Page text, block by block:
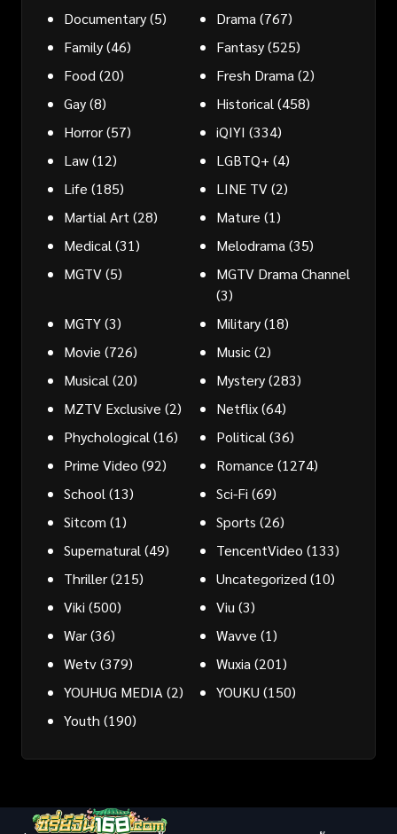
Documentary(5) Drama (767)
Family(46) Fantasy(525)
Food (20) Fresh Drama (2)
Gay(8) Historical (458)
Horror(57) iQIYI (334)
Law(12) LGBTQ+ (4)
Life (185) LINE TV(2)
Martial Art (28) Mature (1)
Medical (31) Melodrama (35)
MGTV(5)
MGTV Drama Channel
(3)
MGTY(3) Military(18)
Movie (726) Music(2)
Musical (20) Mystery(283)
MZTV Exclusive (2) Netflix(64)
Phychological (16) Political (36)
Prime Video (92) Romance (1274)
School (13) Sci-Fi (69)
Sitcom (1) Sports (26)
Supernatural (49) TencentVideo (133)
Thriller(215) Uncategorized (10)
Viki (500) Viu (3)
War(36) Wavve (1)
Wetv(379) Wuxia (201)
YOUHUG MEDIA (2) YOUKU (150)
Youth (190)